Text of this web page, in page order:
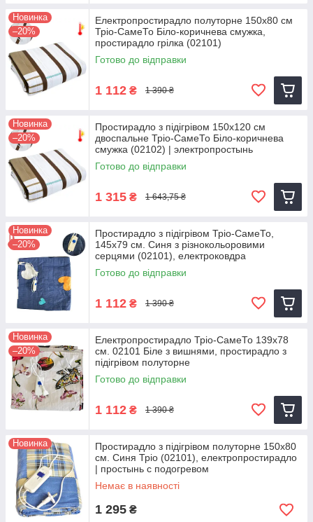
Новинка
–20%
Електропростирадло полуторне 150х80 см
Тріо-СамеТо Біло-коричнева смужка,
простирадло грілка (02101)
Готово до відправки
1 112 ₴ 1 390 ₴
Новинка
–20%
Простирадло з підігрівом 150х120 см
двоспальне Тріо-СамеТо Біло-коричнева
смужка (02102) | электропростынь
Готово до відправки
1 315 ₴ 1 643,75 ₴
Новинка
–20%
Простирадло з підігрівом Тріо-СамеТо,
145х79 см. Синя з різнокольоровими
серцями (02101), електроковдра
Готово до відправки
1 112 ₴ 1 390 ₴
Новинка
–20%
Електропростирадло Тріо-СамеТо 139х78
см. 02101 Біле з вишнями, простирадло з
підігрівом полуторне
Готово до відправки
1 112 ₴ 1 390 ₴
Новинка
Простирадло з підігрівом полуторне 150x80
см. Синя Тріо (02101), електропростирадло
| простынь с подогревом
Немає в наявності
1 295 ₴